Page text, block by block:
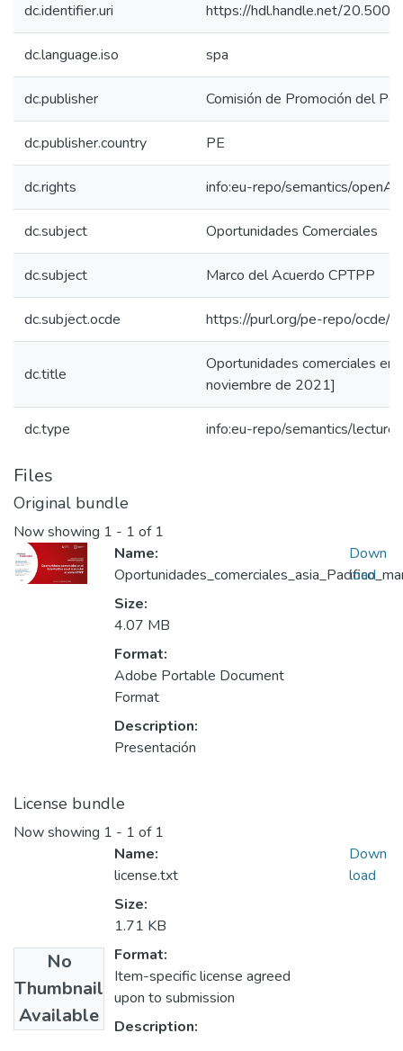
dc.identifier.uri https://hdl.handle.net/
dc.language.iso spa
dc.publisher Comisión de Promoción del
dc.publisher.country PE
dc.rights info:eu-repo/semantics/
dc.subject Oportunidades Comerciales
dc.subject Marco del Acuerdo CPTPP
dc.subject.ocde https://purl.org/pe-repo/ocde/
dc.title
Oportunidades comerciales
noviembre de 2021]
dc.type info:eu-repo/semantics/lecture
Files
Original bundle
Now showing 1 - 1 of 1
Name:
Size:
4.07 MB
Format:
Adobe Portable Document
Format
Description:
Presentación
Down
load
License bundle
Now showing 1 - 1 of 1
No
Thumbnail
Available
Name:
license.txt
Size:
1.71 KB
Format:
Item-specific license agreed
upon to submission
Description:
Down
load